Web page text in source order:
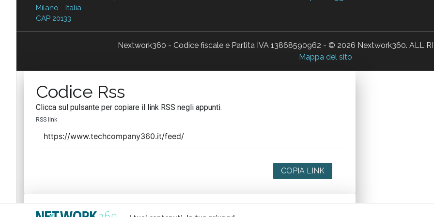
Milano - Italia
CAP 20133
Nextwork360 - Codice fiscale e Partita IVA 13868590962 - © 2026 Nextwork360. ALL
Mappa del sito
Codice Rss
Clicca sul pulsante per copiare il link RSS negli appunti.
RSS link
COPIA LINK